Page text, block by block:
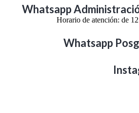
Whatsapp
Horario de atención: de
Whatsapp